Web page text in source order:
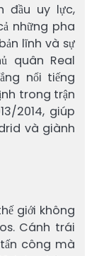
đầu uy lực,
những pha
lĩnh và sự
quân Real
nổi tiếng
trong trận
2014, giúp
và giành
giới không
Cánh trái
công mà